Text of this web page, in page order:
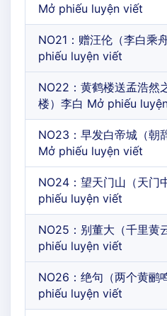
Mở phiếu luyện viết
NO21：赠汪伦（李白乘
phiếu luyện viết
NO22：黄鹤楼送孟浩然
楼）李白 Mở phiếu
NO23：早发白帝城（朝
Mở phiếu luyện viết
NO24：望天门山（天门
phiếu luyện viết
NO25：别董大（千里黄
phiếu luyện viết
NO26：绝句（两个黄鹂
phiếu luyện viết